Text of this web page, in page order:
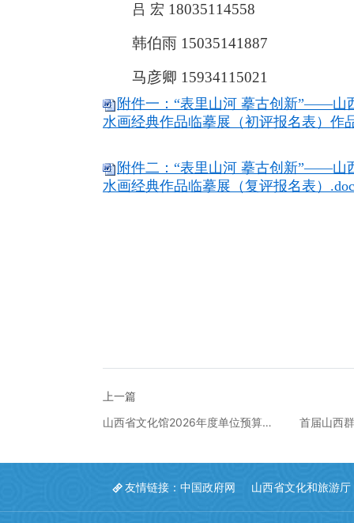
吕 宏 18035114558
韩伯雨 15035141887
马彦卿 15934115021
附件一：“表里山河 摹古创新”——山
水画经典作品临摹展（初评报名表）作
附件二：“表里山河 摹古创新”——山
水画经典作品临摹展（复评报名表）
上一篇
山西省文化馆2026年度单位预算公
首届山西群众
友情链接： 中国政府网 山西省文化和旅游厅